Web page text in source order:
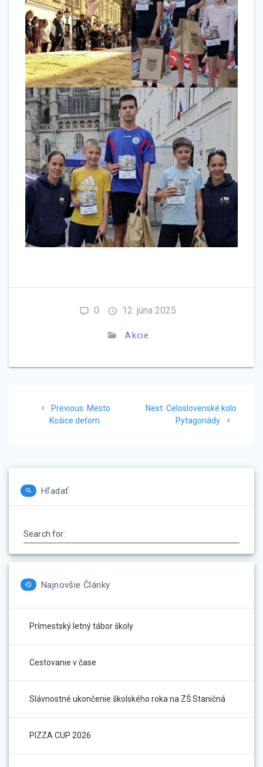
0 12. júna 2025
Akcie
Previous: Previous
post:
Mesto
Košice deťom
Next: Next
post:
Celoslovenské kolo
Pytagoriády
Hľadať
Search for:
Najnovšie Články
Prímestský letný tábor školy
Cestovanie v čase
Slávnostné ukončenie školského roka na ZŠ Staničná
PIZZA CUP 2026